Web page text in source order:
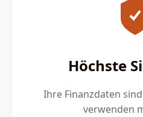
Höchste
Ihre Finanzdaten
verwenden